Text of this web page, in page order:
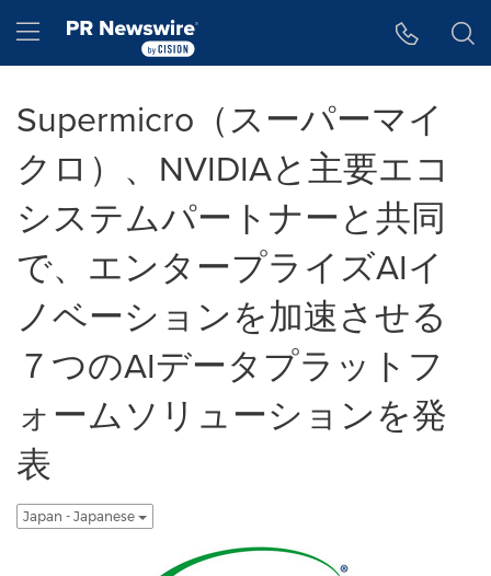
Hamburger menu
Supermicro（スーパーマイ
クロ）、NVIDIAと主要エコ
システムパートナーと共同
で、エンタープライズAIイ
ノベーションを加速させる
７つのAIデータプラットフ
ォームソリューションを発
表
Japan - Japanese